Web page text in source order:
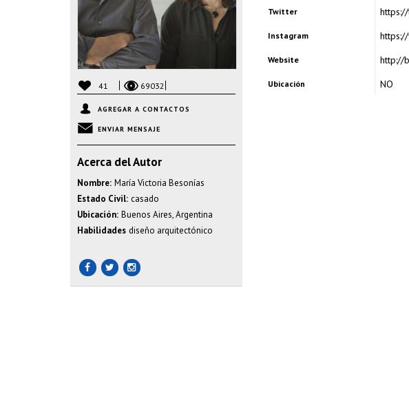
41 69032
AGREGAR A CONTACTOS
ENVIAR MENSAJE
Acerca del Autor
Nombre: María Victoria Besonías
Estado Civil: casado
Ubicación: Buenos Aires, Argentina
Habilidades diseño arquitectónico
Twitter
Instagram
Website http://
Ubicación NO